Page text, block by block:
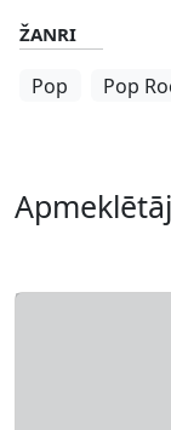
ŽANRI
Pop Pop